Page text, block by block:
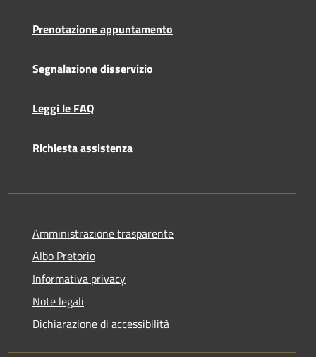
Prenotazione appuntamento
Segnalazione disservizio
Leggi le FAQ
Richiesta assistenza
Amministrazione trasparente
Albo Pretorio
Informativa privacy
Note legali
Dichiarazione di accessibilità